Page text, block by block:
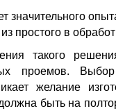
простого в
такого
проемов.
желание
быть на